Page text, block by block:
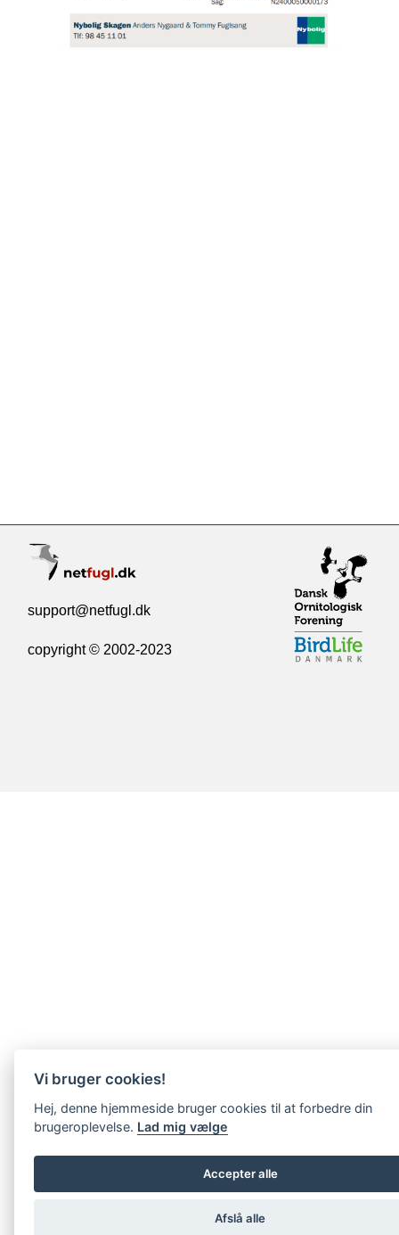
support@netfugl.dk
copyright © 2002-2023
Vi bruger cookies!
Hej, denne hjemmeside bruger cookies til at forbedre din
brugeroplevelse. Lad mig vælge
Accepter alle
Afslå alle